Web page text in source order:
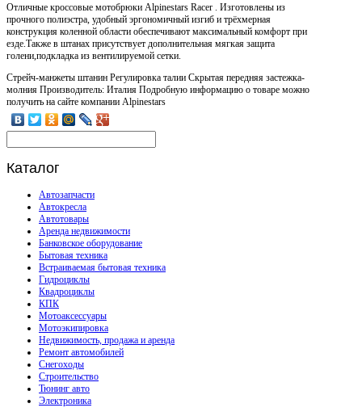
Отличные кроссовые мотобрюки Alpinestars Racer . Изготовлены из
прочного полиэстра, удобный эргономичный изгиб и трёхмерная
конструкция коленной области обеспечивают максимальный комфорт при
езде.Также в штанах присутствует дополнительная мягкая защита
голени,подкладка из вентилируемой сетки.
Стрейч-манжеты штанин Регулировка талии Скрытая передняя застежка-
молния Производитель: Италия Подробную информацию о товаре можно
получить на сайте компании Alpinestars
Каталог
Автозапчасти
Автокресла
Автотовары
Аренда недвижимости
Банковское оборудование
Бытовая техника
Встраиваемая бытовая техника
Гидроциклы
Квадроциклы
КПК
Мотоаксессуары
Мотоэкипировка
Недвижимость, продажа и аренда
Ремонт автомобилей
Снегоходы
Строительство
Тюнинг авто
Электроника